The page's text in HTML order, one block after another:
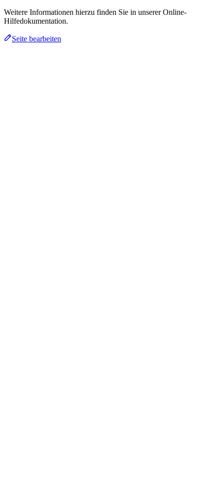
Weitere Informationen hierzu finden Sie in unserer Online-
Hilfedokumentation.
Seite bearbeiten